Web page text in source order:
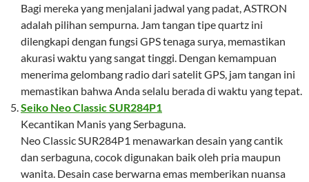
Bagi mereka yang menjalani jadwal yang padat, ASTRON
adalah pilihan sempurna. Jam tangan tipe quartz ini
dilengkapi dengan fungsi GPS tenaga surya, memastikan
akurasi waktu yang sangat tinggi. Dengan kemampuan
menerima gelombang radio dari satelit GPS, jam tangan ini
memastikan bahwa Anda selalu berada di waktu yang tepat.
Seiko Neo Classic SUR284P1
Kecantikan Manis yang Serbaguna.
Neo Classic SUR284P1 menawarkan desain yang cantik
dan serbaguna, cocok digunakan baik oleh pria maupun
wanita. Desain case berwarna emas memberikan nuansa